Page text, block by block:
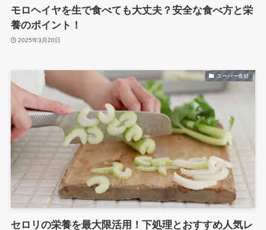
モロヘイヤを生で食べても大丈夫？安全な食べ方と栄
養のポイント！
2025年3月20日
スーパー食材
セロリの栄養を最大限活用！下処理とおすすめ人気レ